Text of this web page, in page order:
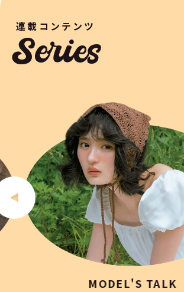
連載コンテンツ
Series
MODEL'S TALK